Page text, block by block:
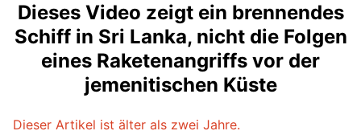
Dieses Video zeigt ein brennendes
Schiff in Sri Lanka, nicht die Folgen
eines Raketenangriffs vor der
jemenitischen Küste
Dieser Artikel ist älter als zwei Jahre.